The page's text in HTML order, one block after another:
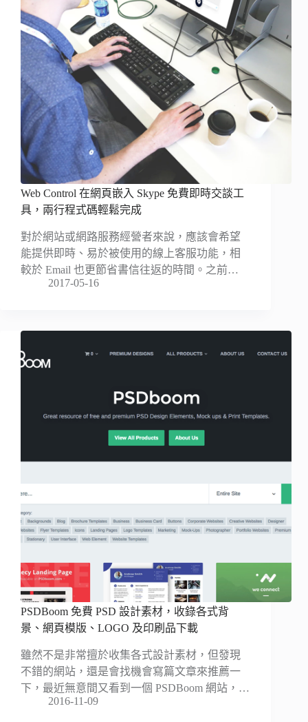
Web Control 在網頁嵌入 Skype 免費即時交談工
具，兩行程式碼輕鬆完成
對於網站或網路服務經營者來說，應該會希望
能提供即時、易於被使用的線上客服功能，相
較於 Email 也更節省書信往返的時間。之前…
2017-05-16
PSDBoom 免費 PSD 設計素材，收錄各式背
景、網頁模版、LOGO 及印刷品下載
雖然不是非常擅於收集各式設計素材，但發現
不錯的網站，還是會找機會寫篇文章來推薦一
下，最近無意間又看到一個 PSDBoom 網站，…
2016-11-09